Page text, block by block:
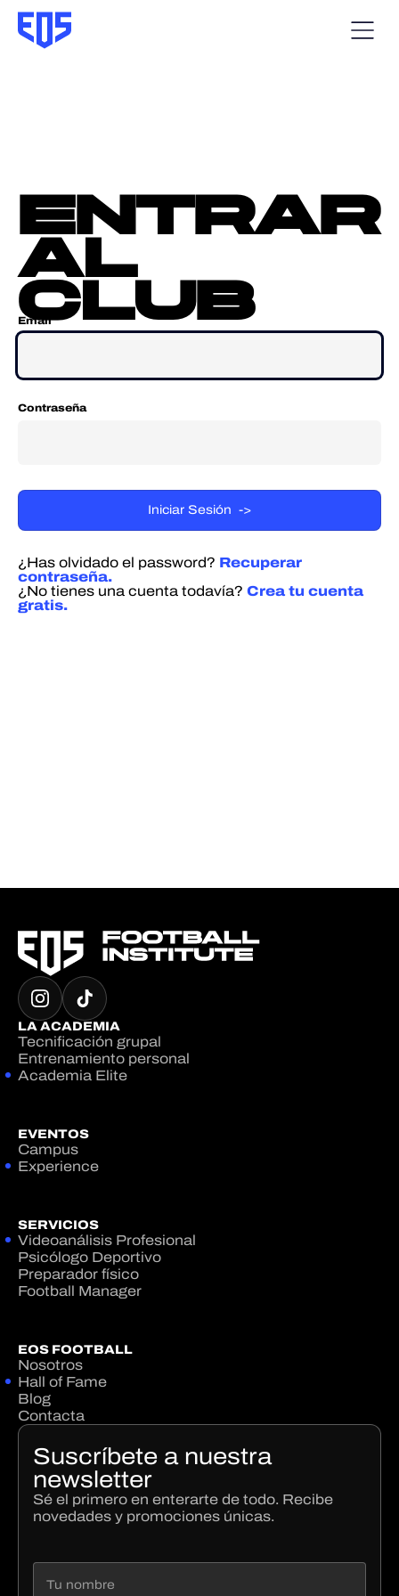
entrar
al
club
Email
Contraseña
¿Has olvidado el password? Recuperar
contraseña.
¿No tienes una cuenta todavía? Crea tu cuenta
gratis.
LA ACADEMIA
Tecnificación grupal
Entrenamiento personal
Academia Elite
EVENTOS
Campus
Experience
SERVICIOS
Videoanálisis Profesional
Psicólogo Deportivo
Preparador físico
Football Manager
EOS FOOTBALL
Nosotros
Hall of Fame
Blog
Contacta
Suscríbete a nuestra
newsletter
Sé el primero en enterarte de todo. Recibe
novedades y promociones únicas.